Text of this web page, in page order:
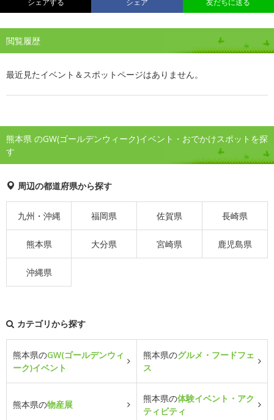
シェアする シェア 友だちに送る
閲覧履歴
最近見たイベント＆スポットページはありません。
熊本県 のGW(ゴールデンウィーク)イベント・おでかけスポットを探
す
周辺の都道府県から探す
九州・沖縄 福岡県 佐賀県 長崎県
熊本県 大分県 宮崎県 鹿児島県
沖縄県
カテゴリから探す
熊本県のGW(ゴールデンウィ
ーク)イベント
熊本県のグルメ・フードフェ
ス
熊本県の物産展
熊本県の体験イベント・アク
ティビティ